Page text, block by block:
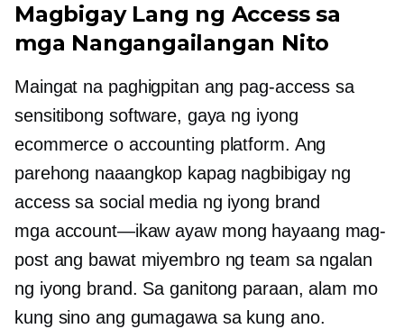
Magbigay Lang ng Access sa
mga Nangangailangan Nito
Maingat na paghigpitan ang pag-access sa
sensitibong software, gaya ng iyong
ecommerce o accounting platform. Ang
parehong naaangkop kapag nagbibigay ng
access sa social media ng iyong brand
mga account—ikawayaw mong hayaang mag-
post ang bawat miyembro ng team sa ngalan
ng iyong brand. Sa ganitong paraan, alam mo
kung sino ang gumagawa sa kung ano.